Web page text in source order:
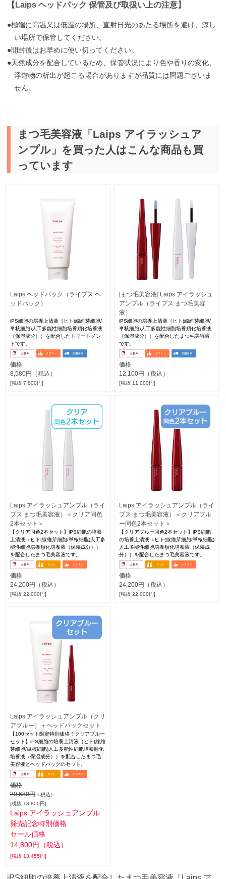
【Laips ヘッドパック 保管及び取扱い上の注意】
●極端に高温又は低温の場所、直射日光のあたる場所を避け、涼し
い場所で保管してください。
●開封後はお早めに使い切ってください。
●天然成分を配合しているため、保管状況により色や香りの変化、
浮遊物の析出が起こる場合がありますが品質には問題ございま
せん。
まつ毛美容液「Laips アイラッシュア
ンプル」を買った人はこんな商品も買
っています
Laips ヘッドパック（ライプス ヘ
ッドパック）
iPS細胞の培養上清液（ヒト(線維芽細胞/
単核細胞)人工多能性細胞培養順化培養液
（保湿成分））を配合したトリートメン
トです。
価格
8,580円（税込）
[税抜 7,800円]
[まつ毛美容液] Laips アイラッシュ
アンプル（ライプス まつ毛美容
液）
iPS細胞の培養上清液（ヒト(線維芽細胞/
単核細胞)人工多能性細胞培養順化培養液
（保湿成分））を配合したまつ毛美容液
です。
価格
12,100円（税込）
[税抜 11,000円]
Laips アイラッシュアンプル（ライ
プス まつ毛美容液）＜クリア同色
2本セット＞
【クリア同色2本セット】iPS細胞の培養
上清液（ヒト(線維芽細胞/単核細胞)人工多
能性細胞培養順化培養液（保湿成分））
を配合したまつ毛美容液です。
価格
24,200円（税込）
[税抜 22,000円]
Laips アイラッシュアンプル（ライ
プス まつ毛美容液）＜クリアブル
ー同色2本セット＞
【クリアブルー同色2本セット】iPS細胞
の培養上清液（ヒト(線維芽細胞/単核細胞)
人工多能性細胞培養順化培養液（保湿成
分））を配合したまつ毛美容液です。
価格
24,200円（税込）
[税抜 22,000円]
Laips アイラッシュアンプル（クリ
アブルー）＋ヘッドパックセット
【100セット限定特別価格！クリアブルー
セット】iPS細胞の培養上清液（ヒト(線維
芽細胞/単核細胞)人工多能性細胞培養順化
培養液（保湿成分））を配合したまつ毛
美容液とヘッドパックのセット。
価格
20,680円（税込）
[税抜 18,800円]
Laips アイラッシュアンプル
発売記念特別価格
セール価格
14,800円（税込）
[税抜 13,455円]